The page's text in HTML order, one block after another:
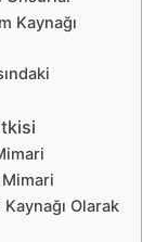
Kaynağı
Olarak